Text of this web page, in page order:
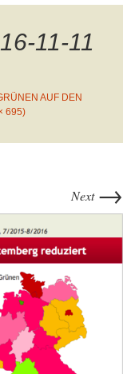
11-11
AUF DEN
695)
Next →